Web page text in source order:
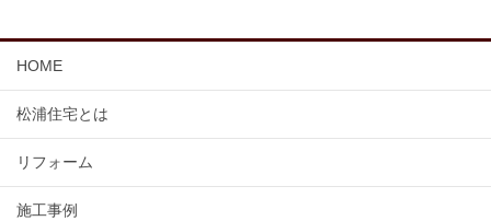
HOME
松浦住宅とは
リフォーム
施工事例